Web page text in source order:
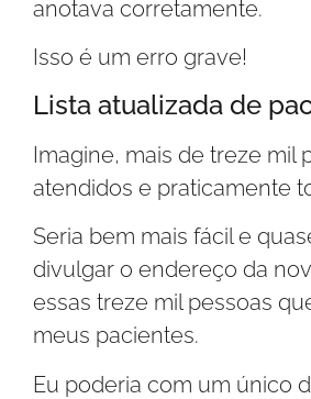
anotava corretamente.
Isso é um erro grave!
Lista atualizada de
Imagine, mais de treze mil
atendidos e praticamente
Seria bem mais fácil e
divulgar o endereço da
essas treze mil pessoas
meus pacientes.
Eu poderia com um único